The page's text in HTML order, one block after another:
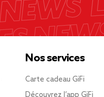
Nos services
Carte cadeau GiFi
Découvrez l’app GiFi